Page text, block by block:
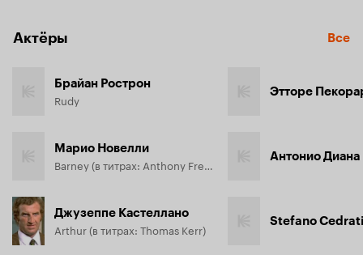
бриллиантов. Молодой человек присоединяется к группе
«солдат удачи», которые за обещанный процент с добычи,
командира…
Актёры Все
Брайан Рострон
Rudy
Марио Новелли
Barney (в титрах: Anthony Freeman)
Джузеппе Кастеллано
Arthur (в титрах: Thomas Kerr)
Этторе
Антонио Диана
Stefano Cedrati